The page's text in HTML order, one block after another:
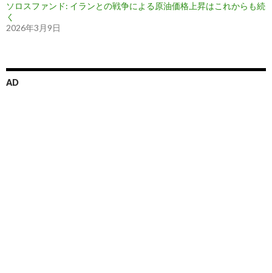
ソロスファンド: イランとの戦争による原油価格上昇はこれからも続
く
2026年3月9日
AD